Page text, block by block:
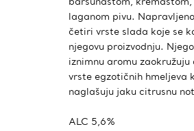
laganom pivu.
četiri vrste slada koje se
njegovu proizvodnju.
iznimnu aromu zaokružuju
vrste egzotičnih hmeljeva
naglašuju jaku citrusnu
ALC 5,6%